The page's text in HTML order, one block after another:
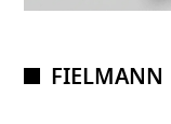
FIELMANN